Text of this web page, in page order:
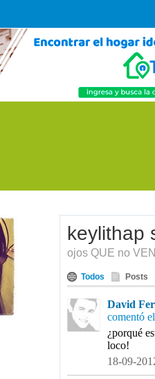
keylithap
ojos QUE no
Todos Posts
David
comentó
¿porqué
loco!
18-09-